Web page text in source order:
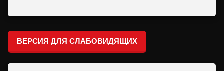
ВЕРСИЯ ДЛЯ СЛАБОВИДЯЩИХ